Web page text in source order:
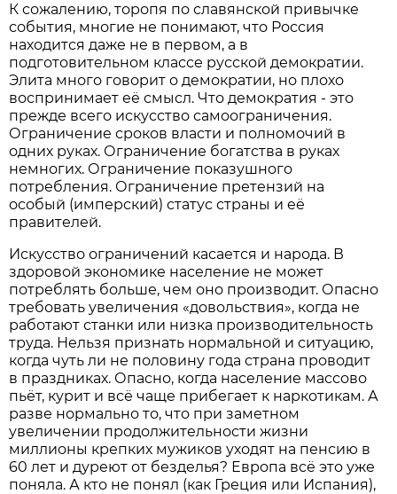
К сожалению, торопя по славянской привычке
события, многие не понимают, что Россия
находится даже не в первом, а в
подготовительном классе русской демократии.
Элита много говорит о демократии, но плохо
воспринимает её смысл. Что демократия - это
прежде всего искусство самоограничения.
Ограничение сроков власти и полномочий в
одних руках. Ограничение богатства в руках
немногих. Ограничение показушного
потребления. Ограничение претензий на
особый (имперский) статус страны и её
правителей.
Искусство ограничений касается и народа. В
здоровой экономике население не может
потреблять больше, чем оно производит. Опасно
требовать увеличения «довольствия», когда не
работают станки или низка производительность
труда. Нельзя признать нормальной и ситуацию,
когда чуть ли не половину года страна проводит
в праздниках. Опасно, когда население массово
пьёт, курит и всё чаще прибегает к наркотикам. А
разве нормально то, что при заметном
увеличении продолжительности жизни
миллионы крепких мужиков уходят на пенсию в
60 лет и дуреют от безделья? Европа всё это уже
поняла. А кто не понял (как Греция или Испания),